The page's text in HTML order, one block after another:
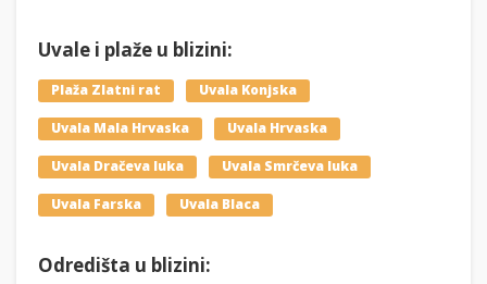
Uvale i plaže u blizini:
Plaža Zlatni rat Uvala Konjska
Uvala Mala Hrvaska Uvala Hrvaska
Uvala Dračeva luka Uvala Smrčeva luka
Uvala Farska Uvala Blaca
Odredišta u blizini: